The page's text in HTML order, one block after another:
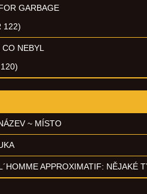
GARBAGE
122)
NEBYL
~ MÍSTO
APPROXIMATIF: NĚJAKÉ